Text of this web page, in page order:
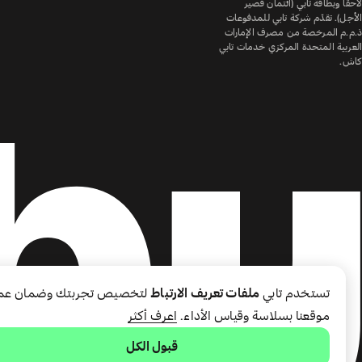
لاحقًا وبطاقة تابي (ائتمان قصير
الأجل). تقدّم شركة تابي للمدفوعات
ذ.م.م المرخصة من مصرف الإمارات
العربية المتحدة المركزي خدمات تابي
كاش.
تستخدم تابي ملفات تعريف الارتباطلتخصيص تجربتك وضمان
موقعنا بسلاسة وقياس الأداء. اعرف أكثر
قبول الكل